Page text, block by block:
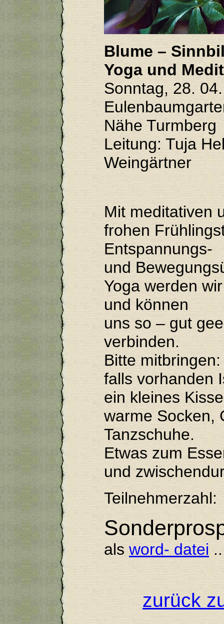
Blume –
Yoga und
Sonntag, 28.
Nähe Turmberg
Leitung: Tuja
Weingärtner
Mit meditativen
frohen
Entspannungs-
und
Yoga werden
und können
uns so – gut
verbinden.
Bitte
falls vorhanden
ein kleines
warme Socken,
Tanzschuhe.
Etwas zum
und
alsword- datei
zurück